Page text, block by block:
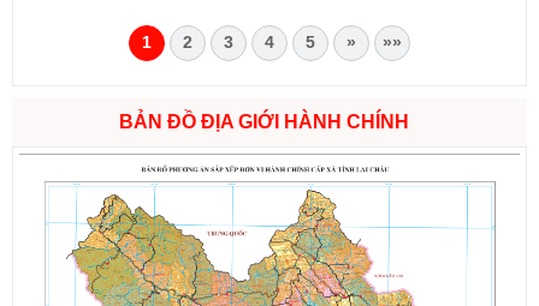
1 2 3 4 5 » »»
BẢN ĐỒ ĐỊA GIỚI HÀNH CHÍNH